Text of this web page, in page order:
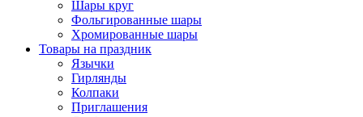
Шары круг
Фольгированные шары
Хромированные шары
Товары на праздник
Язычки
Гирлянды
Колпаки
Приглашения